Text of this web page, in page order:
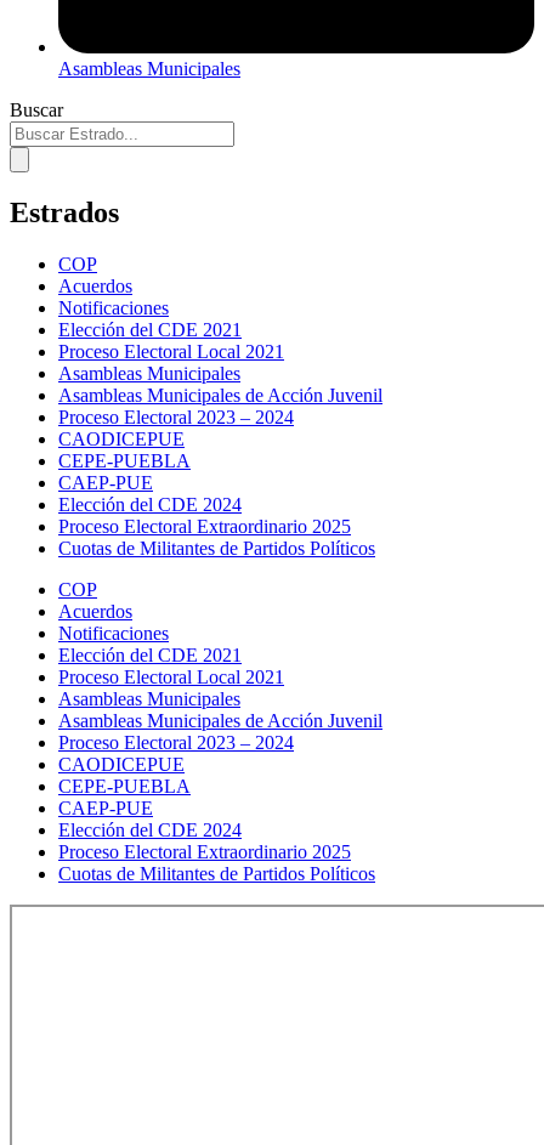
Asambleas Municipales
Buscar
Estrados
COP
Acuerdos
Notificaciones
Elección del CDE 2021
Proceso Electoral Local 2021
Asambleas Municipales
Asambleas Municipales de Acción Juvenil
Proceso Electoral 2023 – 2024
CAODICEPUE
CEPE-PUEBLA
CAEP-PUE
Elección del CDE 2024
Proceso Electoral Extraordinario 2025
Cuotas de Militantes de Partidos Políticos
COP
Acuerdos
Notificaciones
Elección del CDE 2021
Proceso Electoral Local 2021
Asambleas Municipales
Asambleas Municipales de Acción Juvenil
Proceso Electoral 2023 – 2024
CAODICEPUE
CEPE-PUEBLA
CAEP-PUE
Elección del CDE 2024
Proceso Electoral Extraordinario 2025
Cuotas de Militantes de Partidos Políticos